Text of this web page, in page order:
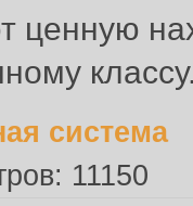
ценную
система
11150